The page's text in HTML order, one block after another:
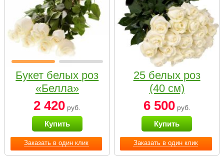
Заказать в один клик
Букет белых роз
«Белла»
2 420 руб.
Купить
Заказать в один клик
25 белых роз
(40 см)
6 500руб.
Купить